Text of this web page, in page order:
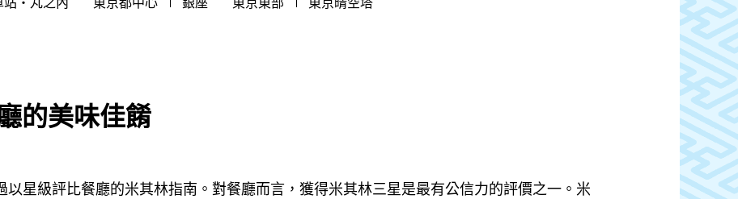
的美味佳餚
星級評比餐廳的米其林指南。對餐廳而言，獲得米其林三星是最有公信力的評價之一。米